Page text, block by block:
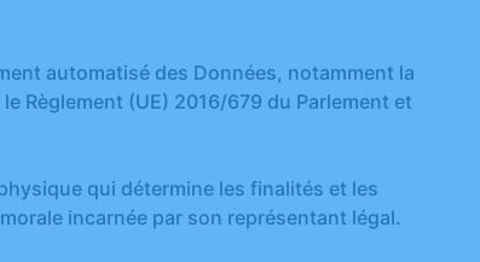
automatisé des Données, notamment la
Règlement (UE) 2016/679 du Parlement et
qui détermine les finalités et les
incarnée par son représentant légal.